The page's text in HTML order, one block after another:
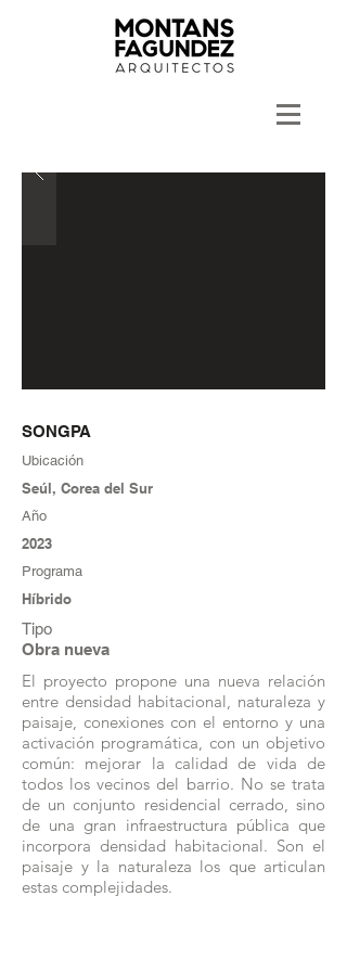
SONGPA
Ubicación
Seúl, Corea del Sur
Año
2023
Programa
Híbrido
Tipo
Obra nueva
El proyecto propone una nueva relación
entre densidad habitacional, naturaleza y
paisaje, conexiones con el entorno y una
activación programática, con un objetivo
común: mejorar la calidad de vida de
todos los vecinos del barrio. No se trata
de un conjunto residencial cerrado, sino
de una gran infraestructura pública que
incorpora densidad habitacional. Son el
paisaje y la naturaleza los que articulan
estas complejidades.